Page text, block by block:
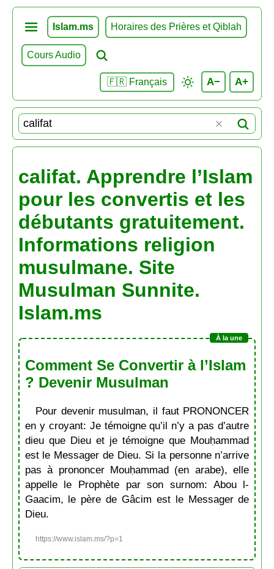
Islam.ms Horaires des Prières et Qiblah
Cours Audio
🇫🇷 Français A− A+
califat. Apprendre l’Islam
pour les convertis et les
débutants gratuitement.
Informations religion
musulmane. Site
Musulman Sunnite.
Islam.ms
Comment Se Convertir à l’Islam
? Devenir Musulman
Pour devenir musulman, il faut PRONONCER
en y croyant: Je témoigne qu’il n’y a pas d’autre
dieu que Dieu et je témoigne que Mouḥammad
est le Messager de Dieu. Si la personne n’arrive
pas à prononcer Mouḥammad (en arabe), elle
appelle le Prophète par son surnom: Abou l-
Gaacim, le père de Gâcim est le Messager de
Dieu.
https://www.islam.ms/?p=1